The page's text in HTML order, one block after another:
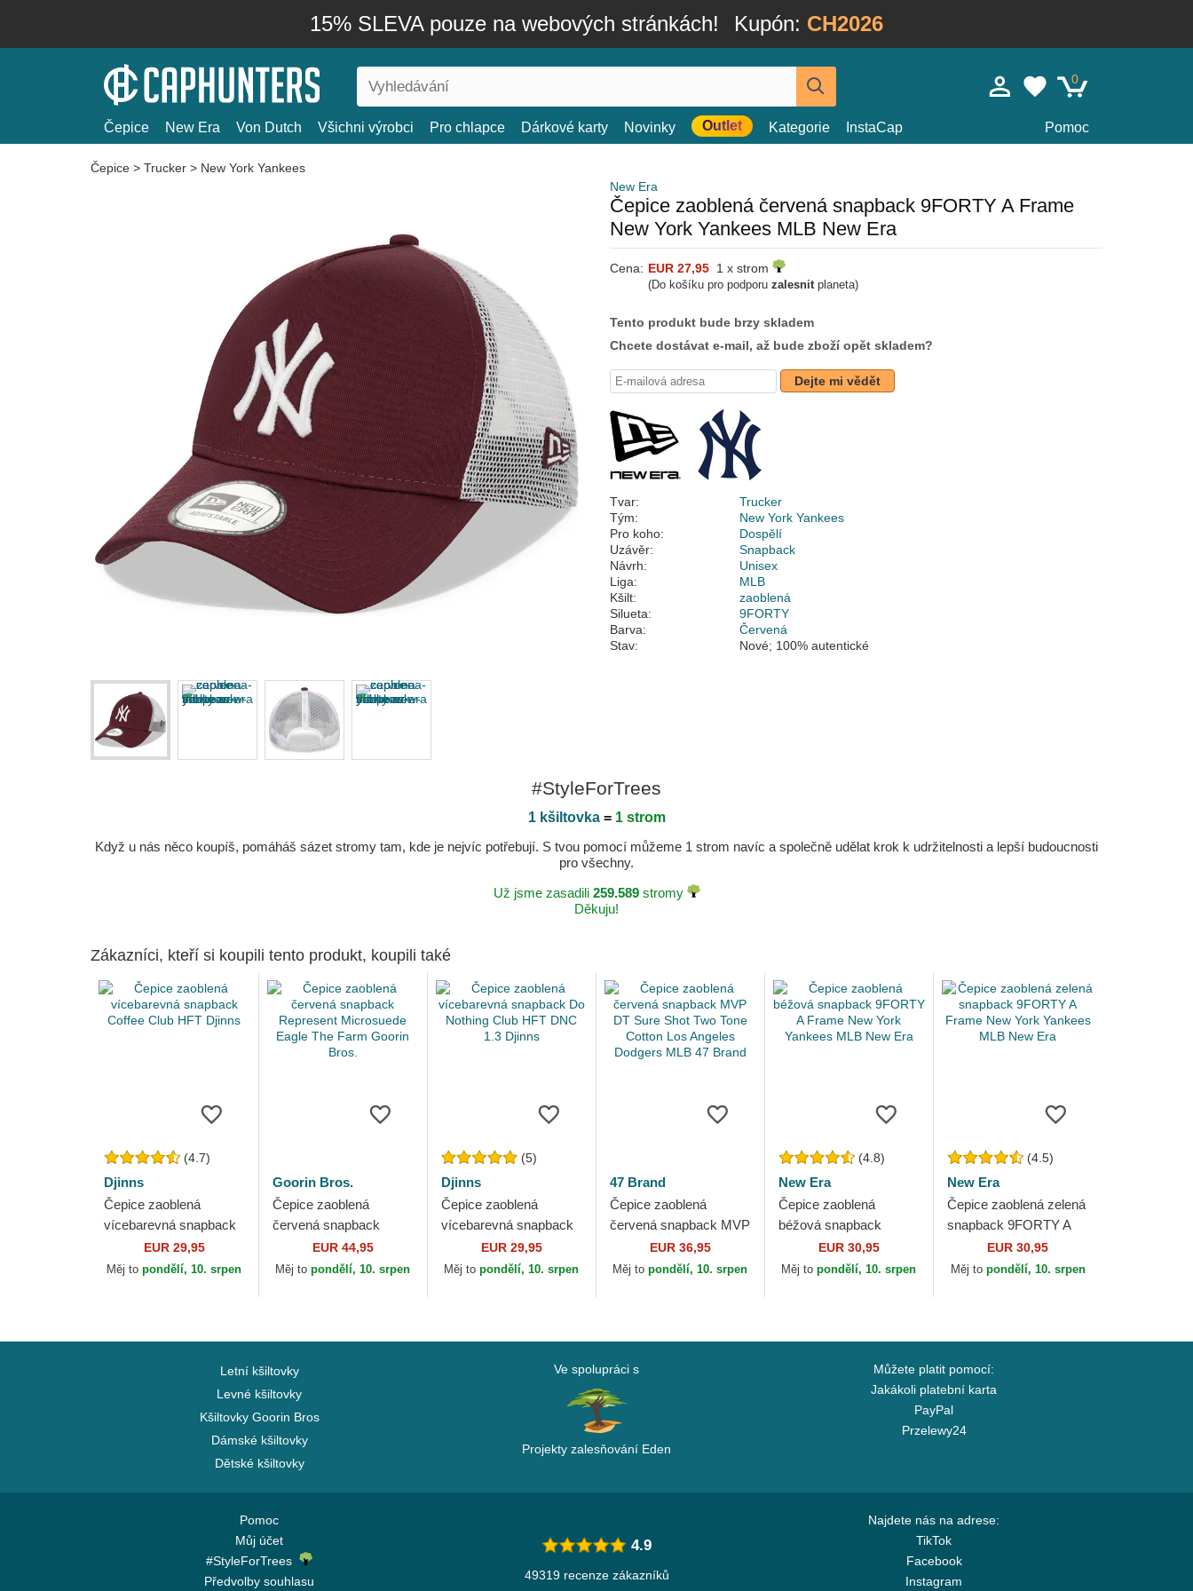
15% SLEVA pouze na webových stránkách! Kupón: CH2026
0
Čepice New Era Von Dutch Všichni výrobci Pro chlapce Dárkové karty Novinky Outlet Kategorie InstaCap Pomoc
Čepice > Trucker > New York Yankees
New Era
Čepice zaoblená červená snapback 9FORTY A Frame
New York Yankees MLB New Era
Cena: EUR 27,95 1 x strom
(Do košíku pro podporu zalesnitplaneta)
Tento produkt bude brzy skladem
Chcete dostávat e-mail, až bude zboží opět skladem?
Dejte mi vědět
Tvar:
Trucker
Tým:
New York Yankees
Pro koho:
Dospělí
Uzávěr:
Snapback
Návrh:
Unisex
Liga:
MLB
Kšilt:
zaoblená
Silueta:
9FORTY
Barva:
Červená
Stav:
Nové; 100% autentické
#StyleForTrees
1 kšiltovka= 1 strom
Když u nás něco koupíš, pomáháš sázet stromy tam, kde je nejvíc potřebují. S tvou pomocí můžeme 1 strom navíc a společně udělat krok k udržitelnosti a lepší budoucnosti
pro všechny.
Už jsme zasadili 259.589stromy
Děkuju!
Zákazníci, kteří si koupili tento produkt, koupili také
(4.7)
Djinns
Čepice zaoblená
vícebarevná snapback
Coffee Club HFT Djinns
EUR 29,95
Měj topondělí, 10. srpen
Goorin Bros.
Čepice zaoblená
červená snapback
Represent Microsuede
Eagle The Farm Goorin
EUR 44,95
Měj topondělí, 10. srpen
(5)
Djinns
Čepice zaoblená
vícebarevná snapback
Do Nothing Club HFT
DNC 1.3 Djinns
EUR 29,95
Měj topondělí, 10. srpen
47 Brand
Čepice zaoblená
červená snapback MVP
DT Sure Shot Two Tone
Cotton Los Angeles
EUR 36,95
Měj topondělí, 10. srpen
(4.8)
New Era
Čepice zaoblená
béžová snapback
9FORTY A Frame New
York Yankees MLB
EUR 30,95
Měj topondělí, 10. srpen
(4.5)
New Era
Čepice zaoblená zelená
snapback 9FORTY A
Frame New York
Yankees MLB New Era
EUR 30,95
Měj to pondělí, 10. srpen
Letní kšiltovky
Levné kšiltovky
Kšiltovky Goorin Bros
Dámské kšiltovky
Dětské kšiltovky
Ve spolupráci s
Projekty zalesňování Eden
Můžete platit pomocí:
Jakákoli platební karta
PayPal
Przelewy24
Pomoc
Můj účet
#StyleForTrees
Předvolby souhlasu
Najdete nás na adrese:
TikTok
Facebook
Instagram
4.9
49319 recenze zákazníků